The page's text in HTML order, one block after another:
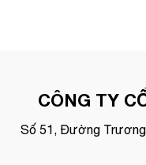
CÔNG TY
Số 51, Đường Trương